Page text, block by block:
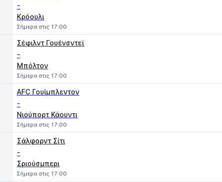
-
Κρόουλι
Σήμερα στις 17:00
Σέφιλντ Γουένσντεϊ
-
Μπόλτον
Σήμερα στις 17:00
AFC Γουίμπλεντον
-
Νιούπορτ Κάουντι
Σήμερα στις 17:00
Σάλφορντ Σίτι
-
Σριούσμπερι
Σήμερα στις 17:00